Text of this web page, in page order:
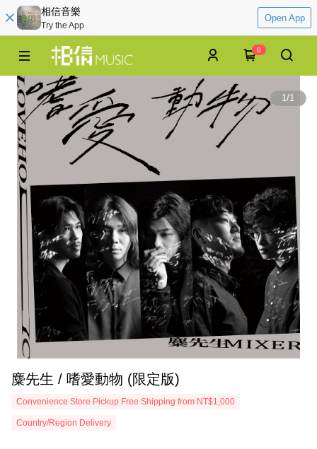
相信音樂
Try the App
Open App
0
1/1
麋先生 / 嗜愛動物 (限定版)
Convenience Store Pickup Free Shipping from NT$1,000
Country/Region Delivery